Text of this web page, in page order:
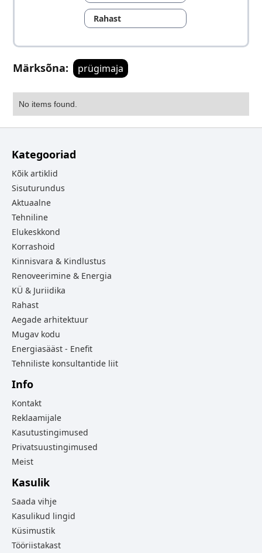
Rahast
Märksõna: prügimaja
No items found.
Kategooriad
Kõik artiklid
Sisuturundus
Aktuaalne
Tehniline
Elukeskkond
Korrashoid
Kinnisvara & Kindlustus
Renoveerimine & Energia
KÜ & Juriidika
Rahast
Aegade arhitektuur
Mugav kodu
Energiasääst - Enefit
Tehniliste konsultantide liit
Info
Kontakt
Reklaamijale
Kasutustingimused
Privatsuustingimused
Meist
Kasulik
Saada vihje
Kasulikud lingid
Küsimustik
Tööriistakast